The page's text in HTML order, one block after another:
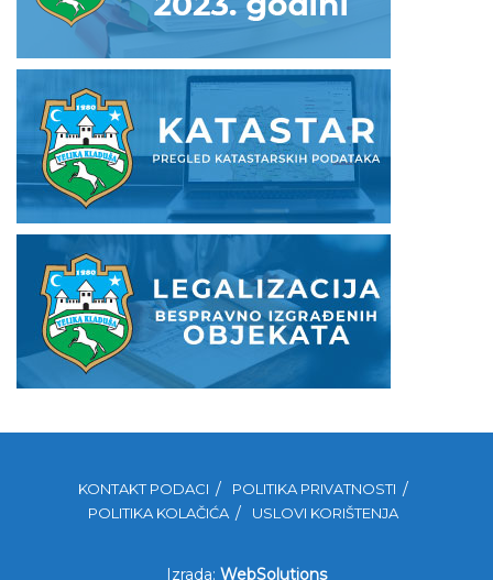
KONTAKT PODACI
POLITIKA PRIVATNOSTI
POLITIKA KOLAČIĆA
USLOVI KORIŠTENJA
Izrada: WebSolutions